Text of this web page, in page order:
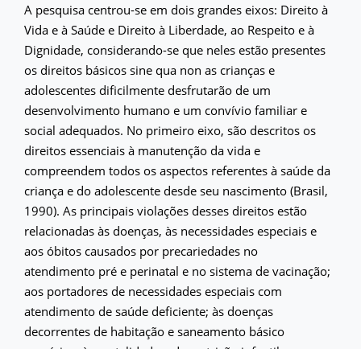
A pesquisa centrou-se em dois grandes eixos: Direito à
Vida e à Saúde e Direito à Liberdade, ao Respeito e à
Dignidade, considerando-se que neles estão presentes
os direitos básicos sine qua non as crianças e
adolescentes dificilmente desfrutarão de um
desenvolvimento humano e um convívio familiar e
social adequados. No primeiro eixo, são descritos os
direitos essenciais à manutenção da vida e
compreendem todos os aspectos referentes à saúde da
criança e do adolescente desde seu nascimento (Brasil,
1990). As principais violações desses direitos estão
relacionadas às doenças, às necessidades especiais e
aos óbitos causados por precariedades no
atendimento pré e perinatal e no sistema de vacinação;
aos portadores de necessidades especiais com
atendimento de saúde deficiente; às doenças
decorrentes de habitação e saneamento básico